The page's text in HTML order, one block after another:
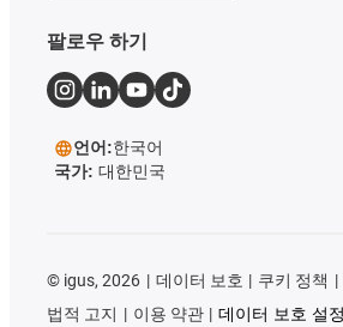
팔로우 하기
언어:한국어
국가: 대한민국
© igus, 2026 데이터 보호 쿠키 정책
법적 고지
이용 약관 데이터 보호 설정